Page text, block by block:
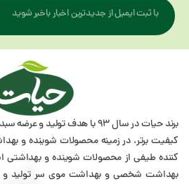
برند حیات در سال 93 با هدف
کیفیت برتر، در زمینه محصولات شوینده و
کننده طیفی از محصولات شوینده و
بهداشت شخصی و بهداشت موی سر تولید و به